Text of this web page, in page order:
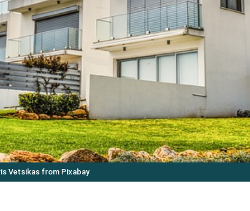
Vetsikas from Pixabay